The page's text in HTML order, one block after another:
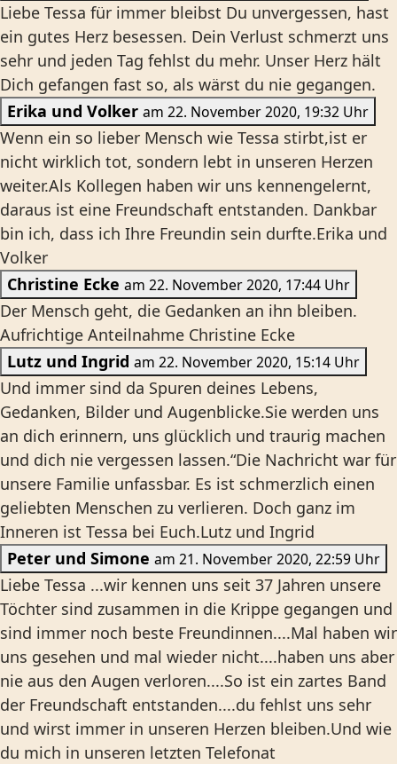
Liebe Tessa für immer bleibst Du unvergessen, hast
ein gutes Herz besessen. Dein Verlust schmerzt uns
sehr und jeden Tag fehlst du mehr. Unser Herz hält
Dich gefangen fast so, als wärst du nie gegangen.
Erika und Volker
am 22. November 2020, 19:32 Uhr
Wenn ein so lieber Mensch wie Tessa stirbt,ist er
nicht wirklich tot, sondern lebt in unseren Herzen
weiter.Als Kollegen haben wir uns kennengelernt,
daraus ist eine Freundschaft entstanden. Dankbar
bin ich, dass ich Ihre Freundin sein durfte.Erika und
Volker
Christine Ecke
am 22. November 2020, 17:44 Uhr
Der Mensch geht, die Gedanken an ihn bleiben.
Aufrichtige Anteilnahme Christine Ecke
Lutz und Ingrid
am 22. November 2020, 15:14 Uhr
Und immer sind da Spuren deines Lebens,
Gedanken, Bilder und Augenblicke.Sie werden uns
an dich erinnern, uns glücklich und traurig machen
und dich nie vergessen lassen.“Die Nachricht war für
unsere Familie unfassbar. Es ist schmerzlich einen
geliebten Menschen zu verlieren. Doch ganz im
Inneren ist Tessa bei Euch.Lutz und Ingrid
Peter und Simone
am 21. November 2020, 22:59 Uhr
Liebe Tessa ...wir kennen uns seit 37 Jahren unsere
Töchter sind zusammen in die Krippe gegangen und
sind immer noch beste Freundinnen....Mal haben wir
uns gesehen und mal wieder nicht....haben uns aber
nie aus den Augen verloren....So ist ein zartes Band
der Freundschaft entstanden....du fehlst uns sehr
und wirst immer in unseren Herzen bleiben.Und wie
du mich in unseren letzten Telefonat